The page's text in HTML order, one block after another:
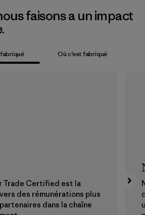
faisons a un impact
Où c’est fabriqué
Trade Certified est la
des rémunérations plus
dans la chaîne